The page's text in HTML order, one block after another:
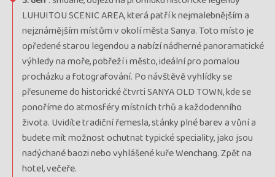
LUHUITOU SCENIC AREA, která patří k nejmalebnějším a
nejznámějším místům v okolí města Sanya. Toto místo je
opředené starou legendou a nabízí nádherné panoramatické
výhledy na moře, pobřeží i město, ideální pro pomalou
procházku a fotografování. Po návštěvě vyhlídky se
přesuneme do historické čtvrti SANYA OLD TOWN, kde se
ponoříme do atmosféry místních trhů a každodenního
života. Uvidíte tradiční řemesla, stánky plné barev a vůní a
budete mít možnost ochutnat typické speciality, jako jsou
nadýchané baozi nebo vyhlášené kuře Wenchang. Zpět na
hotel, večeře.